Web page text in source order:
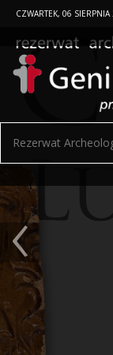
CZWARTEK, 06
Rezerwat
‹